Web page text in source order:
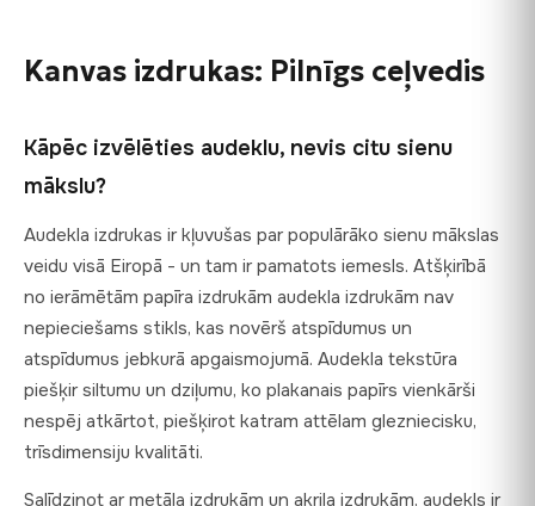
defektiem, sazinieties ar mums 48 stundu laikā, pievienojot
fotogrāfijas, un mēs nosūtīsim bezmaksas nomaiņu uz mūsu
jūsu pasūtījuma, uz tām neattiecas ES standarta 14 dienu
atteikuma tiesības, taču mūsu brīvprātīgā garantija pārsniedz
Kanvas izdrukas: Pilnīgs ceļvedis
Kāpēc izvēlēties audeklu, nevis citu sienu
mākslu?
Audekla izdrukas ir kļuvušas par populārāko sienu mākslas
veidu visā Eiropā - un tam ir pamatots iemesls. Atšķirībā
no ierāmētām papīra izdrukām audekla izdrukām nav
nepieciešams stikls, kas novērš atspīdumus un
atspīdumus jebkurā apgaismojumā. Audekla tekstūra
piešķir siltumu un dziļumu, ko plakanais papīrs vienkārši
nespēj atkārtot, piešķirot katram attēlam glezniecisku,
trīsdimensiju kvalitāti.
Salīdzinot ar metāla izdrukām un akrila izdrukām, audekls ir